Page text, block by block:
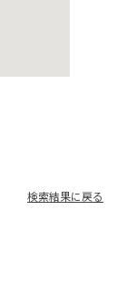
検索結果に戻る